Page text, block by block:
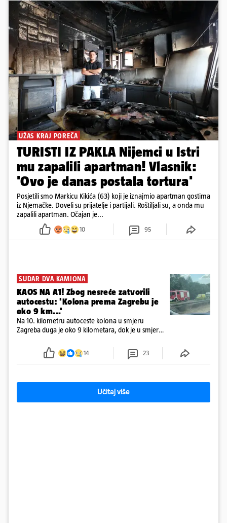
UŽAS KRAJ POREČA
TURISTI IZ PAKLA Nijemci u Istri
mu zapalili apartman! Vlasnik:
'Ovo je danas postala tortura'
Posjetili smo Markicu Kikića (63) koji je iznajmio apartman gostima
iz Njemačke. Doveli su prijatelje i partijali. Roštiljali su, a onda mu
zapalili apartman. Očajan je...
10 95
SUDAR DVA KAMIONA
KAOS NA A1! Zbog nesreće zatvorili
autocestu: 'Kolona prema Zagrebu je
oko 9 km...'
Na 10. kilometru autoceste kolona u smjeru
Zagreba duga je oko 9 kilometara, dok je u smjeru
14 23
Učitaj više